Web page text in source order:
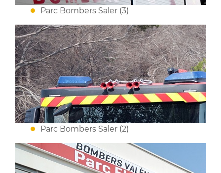
Parc Bombers Saler (3)
Parc Bombers Saler (2)